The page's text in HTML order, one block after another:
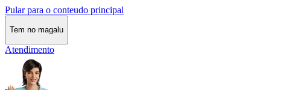
Pular para o conteudo principal
Tem no magalu
Atendimento